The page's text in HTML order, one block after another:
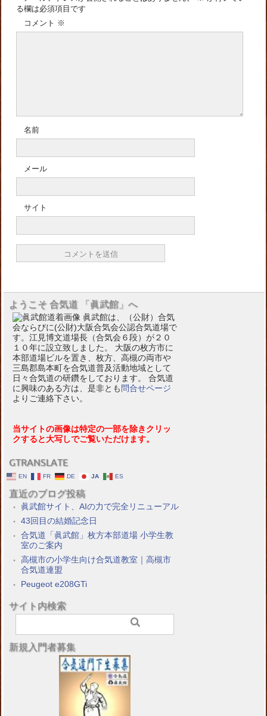
る欄は必須項目です
コメント ※
名前
メール
サイト
ようこそ 合気道 「眞武館」へ
眞武館は、（公財）合気
会ならびに(公財)大阪合気会公認合気道場で
す。江見博文道場長（合気会６段）が２０
１０年に設立致しました。 大阪の枚方市に
本部道場ビルを置き、枚方、高槻の両市や
三島郡島本町を合気道普及活動地域として
日々合気道の研鑽をしております。 合気道
に興味のある方は、是非とも 問合せページ
よりご連絡下さい。
当サイトの画像は特定の一部を除きクリッ
クすると大写しでご覧いただけます。
GTRANSLATE
EN FR DE JA ES
直近のブログ投稿
眞武館サイト、AIの力で完全リニューアル
43回目の結婚記念日
合気道「眞武館」枚方本部道場 小学生教
室のご案内
高槻市の小学生向け合気道教室｜高槻市
合気道連盟
Peugeot e208GTi
サイト内検索
新規入門者募集